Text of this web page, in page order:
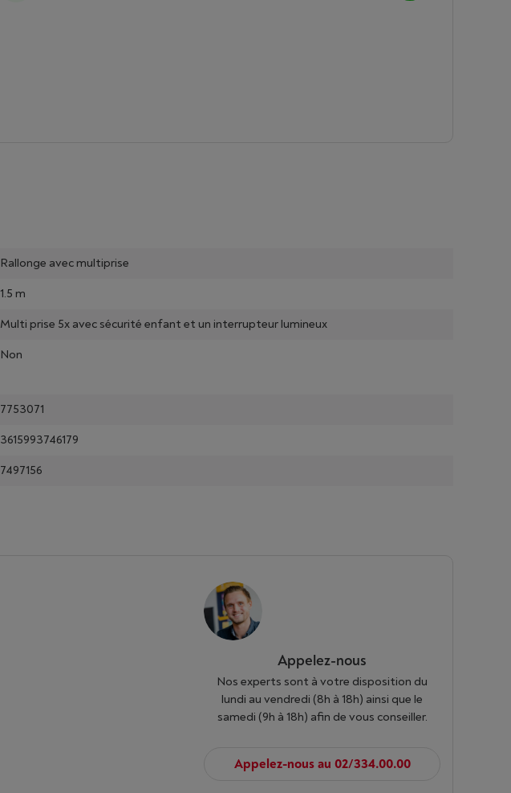
Rallonge avec multiprise
1.5 m
Multi prise 5x avec sécurité enfant et un interrupteur lumineux
Non
7753071
3615993746179
7497156
Appelez-nous
Nos experts sont à votre disposition du
lundi au vendredi (8h à 18h) ainsi que le
samedi (9h à 18h) afin de vous conseiller.
Appelez-nous au 02/334.00.00